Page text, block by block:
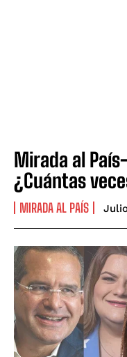
Mirada al
¿Cuántas
MIRADA AL PAÍS